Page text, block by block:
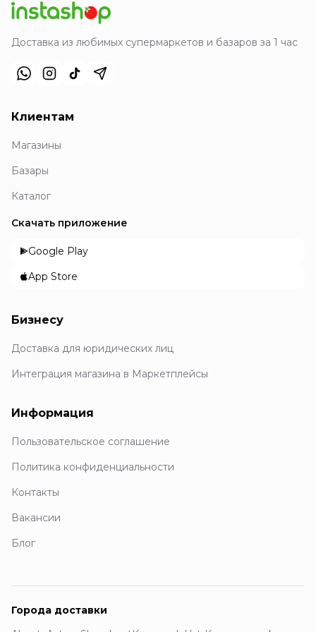
Доставка из любимых супермаркетов и базаров за 1 час
Клиентам
Магазины
Базары
Каталог
Скачать приложение
Google Play
App Store
Бизнесу
Доставка для юридических лиц
Интеграция магазина в Маркетплейсы
Информация
Пользовательское соглашение
Политика конфиденциальности
Контакты
Вакансии
Блог
Города доставки